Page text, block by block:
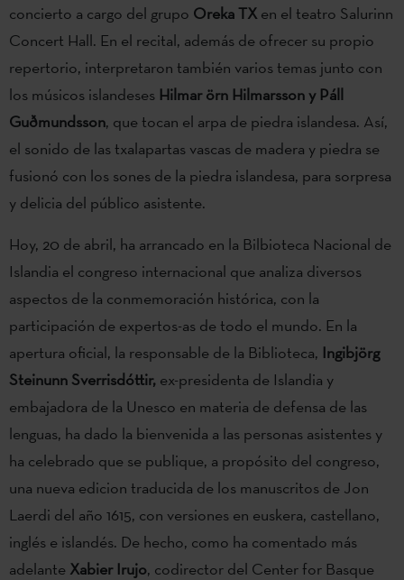
concierto a cargo del grupo Oreka TX en el teatro Salurinn
Concert Hall. En el recital, además de ofrecer su propio
repertorio, interpretaron también varios temas junto con
los músicos islandeses Hilmar örn Hilmarsson y Páll
Guðmundsson, que tocan el arpa de piedra islandesa. Así,
el sonido de las txalapartas vascas de madera y piedra se
fusionó con los sones de la piedra islandesa, para sorpresa
y delicia del público asistente.
Hoy, 20 de abril, ha arrancado en la Bilbioteca Nacional de
Islandia el congreso internacional que analiza diversos
aspectos de la conmemoración histórica, con la
participación de expertos-as de todo el mundo. En la
apertura oficial, la responsable de la Biblioteca, Ingibjörg
Steinunn Sverrisdóttir, ex-presidenta de Islandia y
embajadora de la Unesco en materia de defensa de las
lenguas, ha dado la bienvenida a las personas asistentes y
ha celebrado que se publique, a propósito del congreso,
una nueva edicion traducida de los manuscritos de Jon
Laerdi del año 1615, con versiones en euskera, castellano,
inglés e islandés. De hecho, como ha comentado más
adelante Xabier Irujo, codirector del Center for Basque